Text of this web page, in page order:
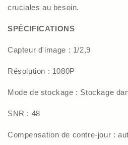
cruciales au besoin.
SPÉCIFICATIONS
Capteur d'image : 1/2,9
Résolution : 1080P
Mode de stockage : Stockage
SNR : 48
Compensation de contre-jour :